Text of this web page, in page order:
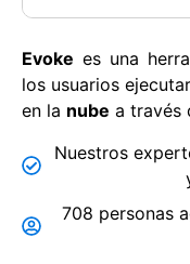
Evoke es una
los usuarios
en la nube a través
Nuestros
708 personas